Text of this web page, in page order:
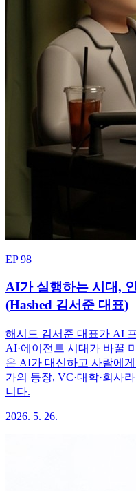
EP 98
AI가 실행하는 시대,
(Hashed 김서준 대표)
해시드 김서준 대표가 AI
AI·에이전트 시대가 바꿀
은 AI가 대신하고 사람에
가의 등장, VC·대학·회사
니다.
2026. 5. 26.